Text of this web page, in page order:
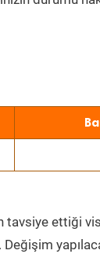
tavsiye ettiği